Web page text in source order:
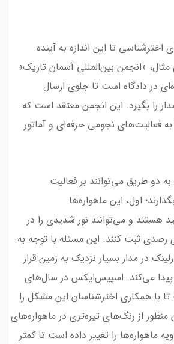
اخترشناسی تا این اندازه به آینده
«انجمن بین‌المللی آسمان تاریک»
در دادگاه است تا جلوی ارسال
را بگیرد. این انجمن معتقد است که
به فعالیت‌های نجومی حرفه‌ای و آماتور
دو طریق می‌توانند بر فعالیت
اول، این ماهواره‌ها
هستند و می‌توانند نور شدیدی را در
رصدی ثبت کنند. این مسئله با توجه به
در مدار بسیار نزدیک به زمین قرار
پیدا می‌کند. اسپیس‌ایکس در سال‌های
با همکاری اخترشناسان این مشکل را
از رنگ‌های تیره‌تری در ماهواره‌های
ماهواره‌ها را تغییر داده است تا کمتر